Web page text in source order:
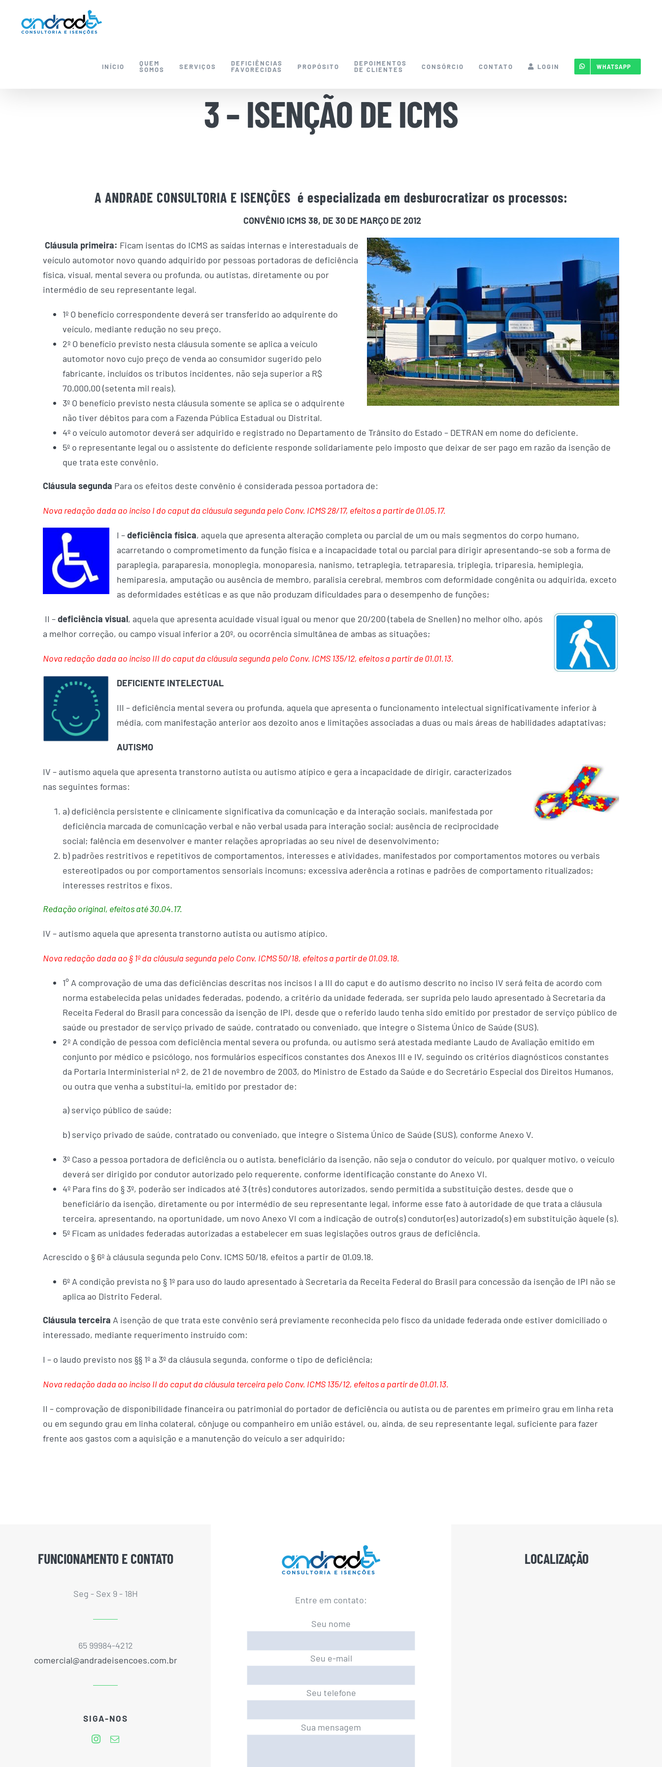
content
INÍCIO
QUEM
SOMOS
SERVIÇOS
DEFICIÊNCIAS
FAVORECIDAS
PROPÓSITO
DEPOIMENTOS
DE CLIENTES
CONSÓRCIO CONTATO LOGIN WHATSAPP
3 – ISENÇÃO DE ICMS
A ANDRADE CONSULTORIA E ISENÇÕES é especializada em desburocratizar os processos:
CONVÊNIO ICMS 38, DE 30 DE MARÇO DE 2012
Cláusula primeira: Ficam isentas do ICMS as saídas internas e interestaduais de
veículo automotor novo quando adquirido por pessoas portadoras de deficiência
física, visual, mental severa ou profunda, ou autistas, diretamente ou por
intermédio de seu representante legal.
1º O benefício correspondente deverá ser transferido ao adquirente do
veículo, mediante redução no seu preço.
2º O benefício previsto nesta cláusula somente se aplica a veículo
automotor novo cujo preço de venda ao consumidor sugerido pelo
fabricante, incluídos os tributos incidentes, não seja superior a R$
70.000,00 (setenta mil reais).
3º O benefício previsto nesta cláusula somente se aplica se o adquirente
não tiver débitos para com a Fazenda Pública Estadual ou Distrital.
4º o veículo automotor deverá ser adquirido e registrado no Departamento de Trânsito do Estado – DETRAN em nome do deficiente.
5º o representante legal ou o assistente do deficiente responde solidariamente pelo imposto que deixar de ser pago em razão da isenção de
que trata este convênio.
Cláusula segunda Para os efeitos deste convênio é considerada pessoa portadora de:
Nova redação dada ao inciso I do caput da cláusula segunda pelo Conv. ICMS 28/17, efeitos a partir de 01.05.17.
I –deficiência física, aquela que apresenta alteração completa ou parcial de um ou mais segmentos do corpo humano,
acarretando o comprometimento da função física e a incapacidade total ou parcial para dirigir apresentando-se sob a forma de
paraplegia, paraparesia, monoplegia, monoparesia, nanismo, tetraplegia, tetraparesia, triplegia, triparesia, hemiplegia,
hemiparesia, amputação ou ausência de membro, paralisia cerebral, membros com deformidade congênita ou adquirida, exceto
as deformidades estéticas e as que não produzam dificuldades para o desempenho de funções;
II –deficiência visual, aquela que apresenta acuidade visual igual ou menor que 20/200 (tabela de Snellen) no melhor olho, após
a melhor correção, ou campo visual inferior a 20º, ou ocorrência simultânea de ambas as situações;
Nova redação dada ao inciso III do caput da cláusula segunda pelo Conv. ICMS 135/12, efeitos a partir de 01.01.13.
DEFICIENTE INTELECTUAL
III – deficiência mental severa ou profunda, aquela que apresenta o funcionamento intelectual significativamente inferior à
média, com manifestação anterior aos dezoito anos e limitações associadas a duas ou mais áreas de habilidades adaptativas;
AUTISMO
IV – autismo aquela que apresenta transtorno autista ou autismo atípico e gera a incapacidade de dirigir, caracterizados
nas seguintes formas:
a) deficiência persistente e clinicamente significativa da comunicação e da interação sociais, manifestada por
deficiência marcada de comunicação verbal e não verbal usada para interação social; ausência de reciprocidade
social; falência em desenvolver e manter relações apropriadas ao seu nível de desenvolvimento;
b) padrões restritivos e repetitivos de comportamentos, interesses e atividades, manifestados por comportamentos motores ou verbais
estereotipados ou por comportamentos sensoriais incomuns; excessiva aderência a rotinas e padrões de comportamento ritualizados;
interesses restritos e fixos.
Redação original, efeitos até 30.04.17.
IV – autismo aquela que apresenta transtorno autista ou autismo atípico.
Nova redação dada ao § 1º da cláusula segunda pelo Conv. ICMS 50/18, efeitos a partir de 01.09.18.
1° A comprovação de uma das deficiências descritas nos incisos I a III do caput e do autismo descrito no inciso IV será feita de acordo com
norma estabelecida pelas unidades federadas, podendo, a critério da unidade federada, ser suprida pelo laudo apresentado à Secretaria da
Receita Federal do Brasil para concessão da isenção de IPI, desde que o referido laudo tenha sido emitido por prestador de serviço público de
saúde ou prestador de serviço privado de saúde, contratado ou conveniado, que integre o Sistema Único de Saúde (SUS).
2º A condição de pessoa com deficiência mental severa ou profunda, ou autismo será atestada mediante Laudo de Avaliação emitido em
conjunto por médico e psicólogo, nos formulários específicos constantes dos Anexos III e IV, seguindo os critérios diagnósticos constantes
da Portaria Interministerial nº 2, de 21 de novembro de 2003, do Ministro de Estado da Saúde e do Secretário Especial dos Direitos Humanos,
ou outra que venha a substituí-la, emitido por prestador de:
a) serviço público de saúde;
b) serviço privado de saúde, contratado ou conveniado, que integre o Sistema Único de Saúde (SUS), conforme Anexo V.
3º Caso a pessoa portadora de deficiência ou o autista, beneficiário da isenção, não seja o condutor do veículo, por qualquer motivo, o veículo
deverá ser dirigido por condutor autorizado pelo requerente, conforme identificação constante do Anexo VI.
4º Para fins do § 3º, poderão ser indicados até 3 (três) condutores autorizados, sendo permitida a substituição destes, desde que o
beneficiário da isenção, diretamente ou por intermédio de seu representante legal, informe esse fato à autoridade de que trata a cláusula
terceira, apresentando, na oportunidade, um novo Anexo VI com a indicação de outro(s) condutor(es) autorizado(s) em substituição àquele (s).
5º Ficam as unidades federadas autorizadas a estabelecer em suas legislações outros graus de deficiência.
Acrescido o § 6º à cláusula segunda pelo Conv. ICMS 50/18, efeitos a partir de 01.09.18.
6º A condição prevista no § 1º para uso do laudo apresentado à Secretaria da Receita Federal do Brasil para concessão da isenção de IPI não se
aplica ao Distrito Federal.
Cláusula terceira A isenção de que trata este convênio será previamente reconhecida pelo fisco da unidade federada onde estiver domiciliado o
interessado, mediante requerimento instruído com:
I – o laudo previsto nos §§ 1º a 3º da cláusula segunda, conforme o tipo de deficiência;
Nova redação dada ao inciso II do caput da cláusula terceira pelo Conv. ICMS 135/12, efeitos a partir de 01.01.13.
II – comprovação de disponibilidade financeira ou patrimonial do portador de deficiência ou autista ou de parentes em primeiro grau em linha reta
ou em segundo grau em linha colateral, cônjuge ou companheiro em união estável, ou, ainda, de seu representante legal, suficiente para fazer
frente aos gastos com a aquisição e a manutenção do veículo a ser adquirido;
FUNCIONAMENTO E CONTATO
Seg - Sex 9 - 18H
65 99984-4212
comercial@andradeisencoes.com.br
SIGA-NOS
Entre em contato:
Seu nome
Seu e-mail
Seu telefone
Sua mensagem
LOCALIZAÇÃO